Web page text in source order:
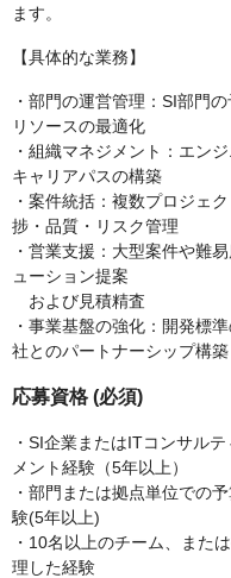
ます。
【具体的な業務】
・部門の運営管理：SI部門
リソースの最適化
・組織マネジメント：エン
キャリアパスの構築
・案件統括：複数プロジェ
捗・品質・リスク管理
・営業支援：大型案件や難
ューション提案
および見積精査
・事業基盤の強化：開発標
社とのパートナーシップ構築
応募資格 (必須)
・SI企業またはITコンサル
メント経験（5年以上）
・部門または拠点単位での
験(5年以上)
・10名以上のチーム、また
理した経験